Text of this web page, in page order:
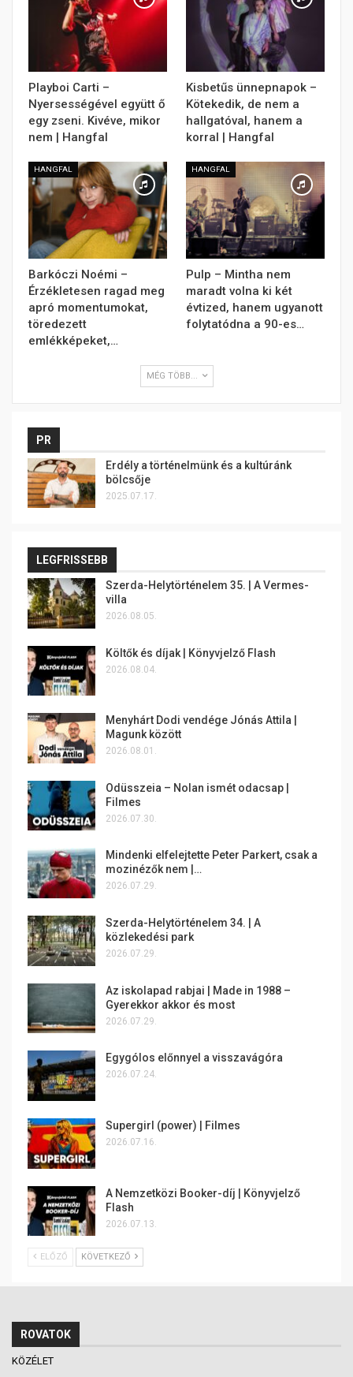
Playboi Carti –
Nyersességével együtt ő
egy zseni. Kivéve, mikor
nem | Hangfal
Kisbetűs ünnepnapok –
Kötekedik, de nem a
hallgatóval, hanem a
korral | Hangfal
HANGFAL
Barkóczi Noémi –
Érzékletesen ragad meg
apró momentumokat,
töredezett
emlékképeket,…
HANGFAL
Pulp – Mintha nem
maradt volna ki két
évtized, hanem ugyanott
folytatódna a 90-es…
MÉG TÖBB...
PR
Erdély a történelmünk és a kultúránk
bölcsője
2025.07.17.
LEGFRISSEBB
Szerda-Helytörténelem 35. | A Vermes-
villa
2026.08.05.
Költők és díjak | Könyvjelző Flash
2026.08.04.
Menyhárt Dodi vendége Jónás Attila |
Magunk között
2026.08.01.
Odüsszeia – Nolan ismét odacsap |
Filmes
2026.07.30.
Mindenki elfelejtette Peter Parkert, csak a
mozinézők nem |…
2026.07.29.
Szerda-Helytörténelem 34. | A
közlekedési park
2026.07.29.
Az iskolapad rabjai | Made in 1988 –
Gyerekkor akkor és most
2026.07.29.
Egygólos előnnyel a visszavágóra
2026.07.24.
Supergirl (power) | Filmes
2026.07.16.
A Nemzetközi Booker-díj | Könyvjelző
Flash
2026.07.13.
ELŐZŐ KÖVETKEZŐ
ROVATOK
KÖZÉLET